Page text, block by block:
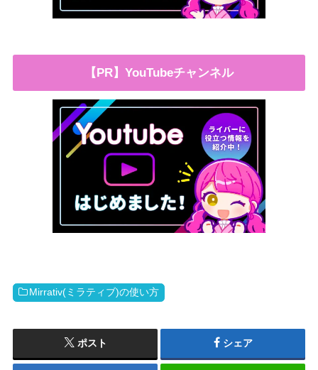
【PR】YouTubeチャンネル
Mirrativ(ミラティブ)の使い方
ポスト シェア